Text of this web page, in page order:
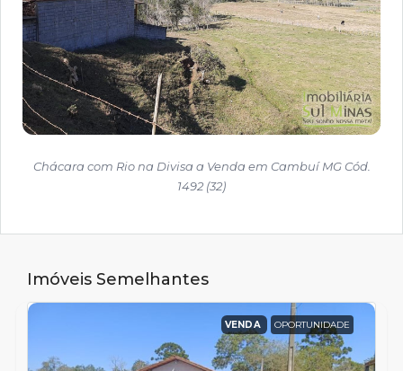
Chácara com Rio na Divisa a Venda em Cambuí MG Cód.
1492 (32)
Imóveis Semelhantes
VENDA OPORTUNIDADE